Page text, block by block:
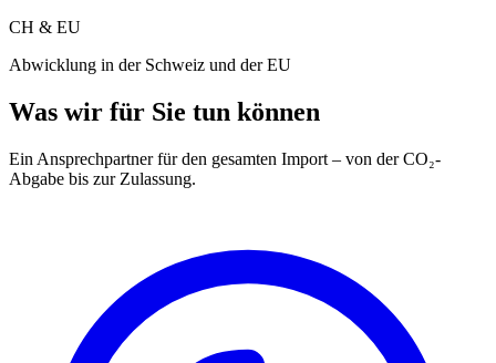
CH & EU
Abwicklung in der Schweiz und der EU
Was wir für Sie tun können
Ein Ansprechpartner für den gesamten Import – von der CO₂-
Abgabe bis zur Zulassung.